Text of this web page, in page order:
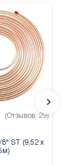
ST (9,52 х
(Отзывов: 29)